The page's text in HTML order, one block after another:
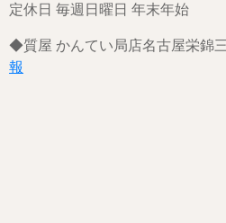
定休日 毎週日曜日 年末年始
◆質屋 かんてい局店名古屋栄錦
報